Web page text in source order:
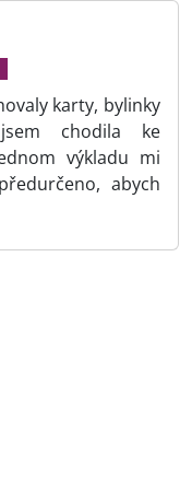
karty, bylinky
chodila ke
výkladu mi
abych